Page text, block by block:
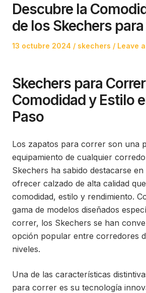
Descubre la
de los Skechers
Posted
13 octubre 2024
Posted
skechers Leave
Skechers para
Comodidad y Estilo
Paso
Los zapatos para correr son una
equipamiento de cualquier
Skechers ha sabido destacarse
ofrecer calzado de alta calidad
comodidad, estilo y rendimiento.
gama de modelos diseñados
correr, los Skechers se han
opción popular entre corredores
niveles.
Una de las características
para correr es su tecnología